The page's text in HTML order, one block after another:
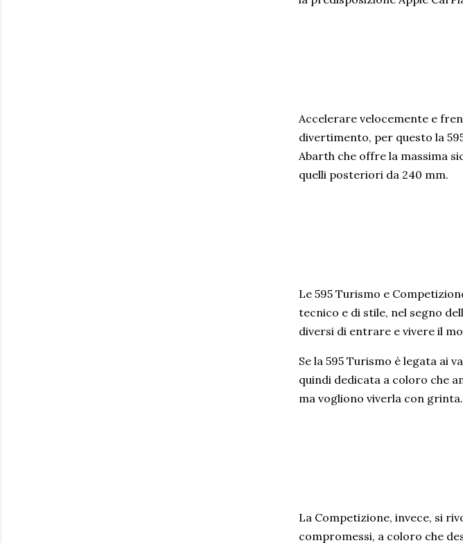
Accelerare velocemente e
divertimento, per questo la
Abarth che offre la massima
quelli posteriori da 240 mm.
Le 595 Turismo e
tecnico e di stile, nel segno
diversi di entrare e vivere il
Se la 595 Turismo è legata ai
quindi dedicata a coloro che
ma vogliono viverla con grinta.
La Competizione, invece, si
compromessi, a coloro che